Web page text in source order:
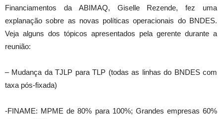
Financiamentos da ABIMAQ, Giselle Rezende, fez uma
explanação sobre as novas políticas operacionais do BNDES.
Veja alguns dos tópicos apresentados pela gerente durante a
reunião:
– Mudança da TJLP para TLP (todas as linhas do BNDES com
taxa pós-fixada)
-FINAME: MPME de 80% para 100%; Grandes empresas 60%